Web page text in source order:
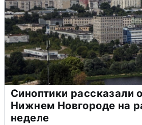
Синоптики рассказали
Нижнем Новгороде на
неделе